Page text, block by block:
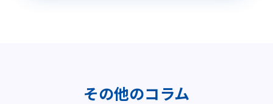
その他のコラム